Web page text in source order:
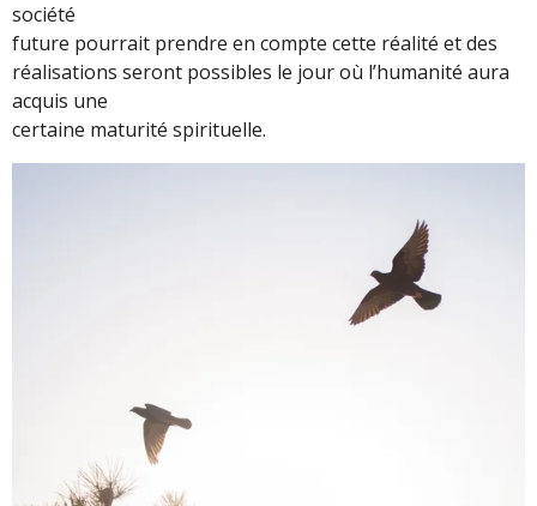
société
future pourrait prendre en compte cette réalité et des
réalisations seront possibles le jour où l’humanité aura
acquis une
certaine maturité spirituelle.